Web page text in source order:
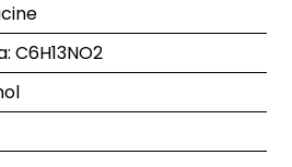
C6H13NO2